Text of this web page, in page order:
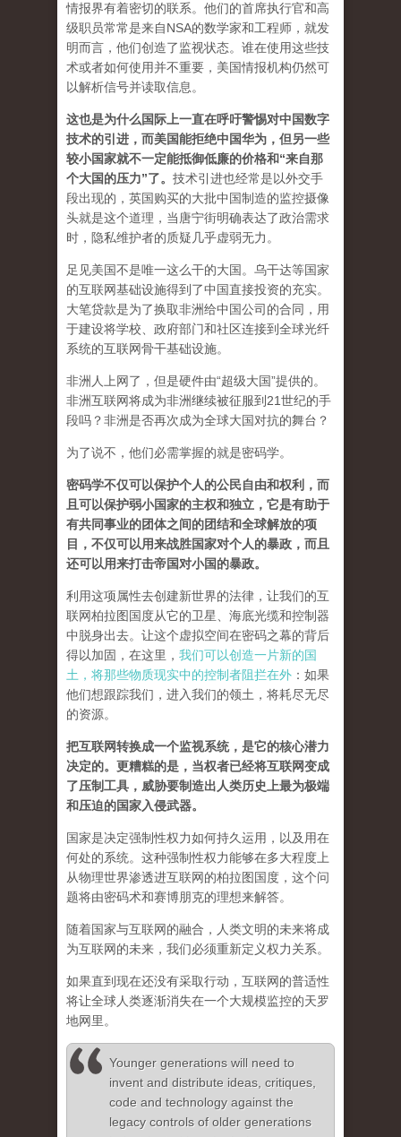
情报界有着密切的联系。他们的首席执行官和高
级职员常常是来自NSA的数学家和工程师，就发
明而言，他们创造了监视状态。谁在使用这些技
术或者如何使用并不重要，美国情报机构仍然可
以解析信号并读取信息。
这也是为什么国际上一直在呼吁警惕对中国数字
技术的引进，而美国能拒绝中国华为，但另一些
较小国家就不一定能抵御低廉的价格和“来自那
个大国的压力”了。 技术引进也经常是以外交手
段出现的，英国购买的大批中国制造的监控摄像
头就是这个道理，当唐宁街明确表达了政治需求
时，隐私维护者的质疑几乎虚弱无力。
足见美国不是唯一这么干的大国。乌干达等国家
的互联网基础设施得到了中国直接投资的充实。
大笔贷款是为了换取非洲给中国公司的合同，用
于建设将学校、政府部门和社区连接到全球光纤
系统的互联网骨干基础设施。
非洲人上网了，但是硬件由“超级大国”提供的。
非洲互联网将成为非洲继续被征服到21世纪的手
段吗？非洲是否再次成为全球大国对抗的舞台？
为了说不，他们必需掌握的就是密码学。
密码学不仅可以保护个人的公民自由和权利，而
且可以保护弱小国家的主权和独立，它是有助于
有共同事业的团体之间的团结和全球解放的项
目，不仅可以用来战胜国家对个人的暴政，而且
还可以用来打击帝国对小国的暴政。
利用这项属性去创建新世界的法律，让我们的互
联网柏拉图国度从它的卫星、海底光缆和控制器
中脱身出去。让这个虚拟空间在密码之幕的背后
得以加固，在这里， 我们可以创造一片新的国
土，将那些物质现实中的控制者阻拦在外 ：如果
他们想跟踪我们，进入我们的领土，将耗尽无尽
的资源。
把互联网转换成一个监视系统，是它的核心潜力
决定的。更糟糕的是，当权者已经将互联网变成
了压制工具，威胁要制造出人类历史上最为极端
和压迫的国家入侵武器。
国家是决定强制性权力如何持久运用，以及用在
何处的系统。这种强制性权力能够在多大程度上
从物理世界渗透进互联网的柏拉图国度，这个问
题将由密码术和赛博朋克的理想来解答。
随着国家与互联网的融合，人类文明的未来将成
为互联网的未来，我们必须重新定义权力关系。
如果直到现在还没有采取行动，互联网的普适性
将让全球人类逐渐消失在一个大规模监控的天罗
地网里。
Younger generations will need to
invent and distribute ideas, critiques,
code and technology against the
legacy controls of older generations